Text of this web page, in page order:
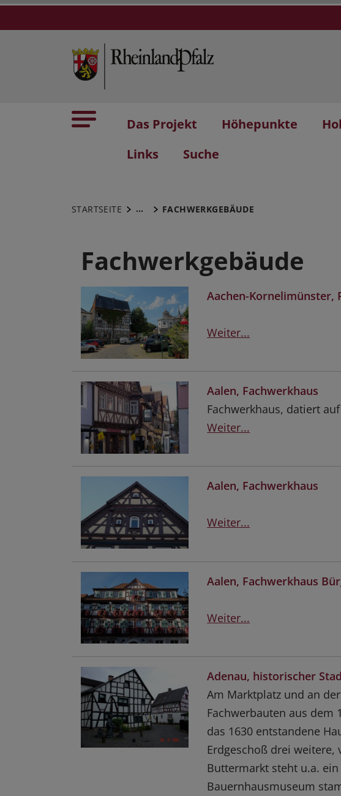
Das Projekt Höhepunkte
Links
Suche
STARTSEITE ... FACHWERKGEBÄUDE
Fachwerkgebäude
Aachen-Kornelimünster,
Weiter...
Aalen, Fachwerkhaus
Fachwerkhaus, datiert
Weiter...
Aalen, Fachwerkhaus
Weiter...
Aalen, Fachwerkhaus
Weiter...
Adenau, historischer
Am Marktplatz und an
Fachwerbauten aus dem
das 1630 entstandene
Erdgeschoß drei weitere,
Buttermarkt steht u.a. ein
Bauernhausmuseum